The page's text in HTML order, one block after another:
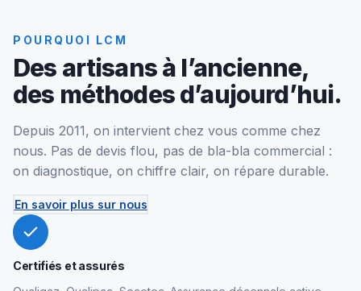
POURQUOI LCM
Des artisans à l’ancienne,
des méthodes d’aujourd’hui.
Depuis 2011, on intervient chez vous comme chez
nous. Pas de devis flou, pas de bla-bla commercial :
on diagnostique, on chiffre clair, on répare durable.
En savoir plus sur nous
Certifiés et assurés